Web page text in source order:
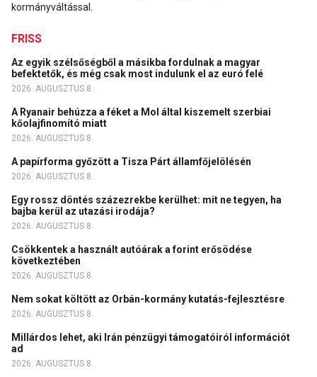
kormányváltással.
FRISS
Az egyik szélsőségből a másikba fordulnak a magyar
befektetők, és még csak most indulunk el az euró felé
2026. AUGUSZTUS 8.
A Ryanair behúzza a féket a Mol által kiszemelt szerbiai
kőolajfinomító miatt
2026. AUGUSZTUS 8.
A papírforma győzött a Tisza Párt államfőjelölésén
2026. AUGUSZTUS 8.
Egy rossz döntés százezrekbe kerülhet: mit ne tegyen, ha
bajba kerül az utazási irodája?
2026. AUGUSZTUS 8.
Csökkentek a használt autóárak a forint erősödése
következtében
2026. AUGUSZTUS 8.
Nem sokat költött az Orbán-kormány kutatás-fejlesztésre
2026. AUGUSZTUS 8.
Millárdos lehet, aki Irán pénzügyi támogatóiról információt
ad
2026. AUGUSZTUS 8.